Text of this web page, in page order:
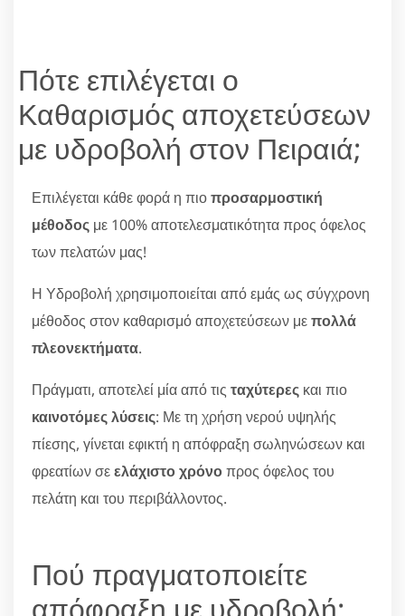
Πότε επιλέγεται ο
Καθαρισμός αποχετεύσεων
με υδροβολή στον Πειραιά;
Επιλέγεται κάθε φορά η πιοπροσαρμοστική
μέθοδος με 100% αποτελεσματικότητα προς όφελος
των πελατών μας!
Η Υδροβολή χρησιμοποιείται από εμάς ως σύγχρονη
μέθοδος στον καθαρισμό αποχετεύσεων μεπολλά
πλεονεκτήματα.
Πράγματι, αποτελεί μία από τις ταχύτερες και πιο
καινοτόμες λύσεις: Με τη χρήση νερού υψηλής
πίεσης, γίνεται εφικτή η απόφραξη σωληνώσεων και
φρεατίων σεελάχιστο χρόνοπρος όφελος του
πελάτη και του περιβάλλοντος.
Πού πραγματοποιείτε
απόφραξη με υδροβολή;